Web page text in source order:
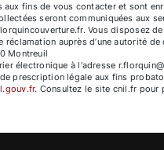
fins de vous contacter et sont
seront communiquées aux
Vous disposez
auprès d’une autorité
Montreuil
électronique à l'adresse
prescription légale aux fins
. Consultez le site cnil.fr pour